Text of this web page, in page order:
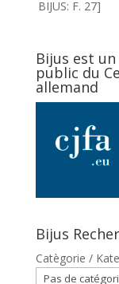
BIJUS: F. 27]
Bijus est
public du
allemand
Bijus
Catègorie /